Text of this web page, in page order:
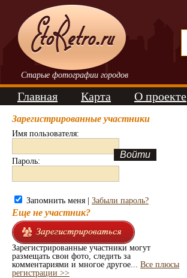
Старые фотографии городов
Главная Карта О проекте
Зарегистрированные участники
Имя пользователя:
Пароль:
Запомнить меня | Забыли пароль?
Еще не участник?
Зарегистрированные участники могут
размещать свои фото, следить за
комментариями и многое другое... Все плюсы
регистрации >>